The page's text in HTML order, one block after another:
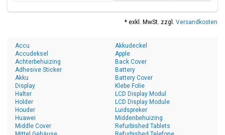
* exkl. MwSt. zzgl. Versandkosten
Accu
Accudeksel
Achterbehuizing
Adhesive Sticker
Akku
Akkudeckel
Apple
Back Cover
Battery
Battery Cover
Display
Halter
Holder
Houder
Huawei
Klebe Folie
LCD Display Modul
LCD Display Module
Luidspreker
Middenbehuizing
Middle Cover
Refurbished Tablets